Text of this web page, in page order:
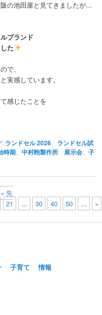
の池田屋と見てきましたが…
ブランド
た
で、
実感しています。
感じたことを
: ランドセル 2026
ランドセル試
時期 、中村鞄製作所 展示会 、子
« 先
21 ... 30 40 50 ...
»
子育て
情報